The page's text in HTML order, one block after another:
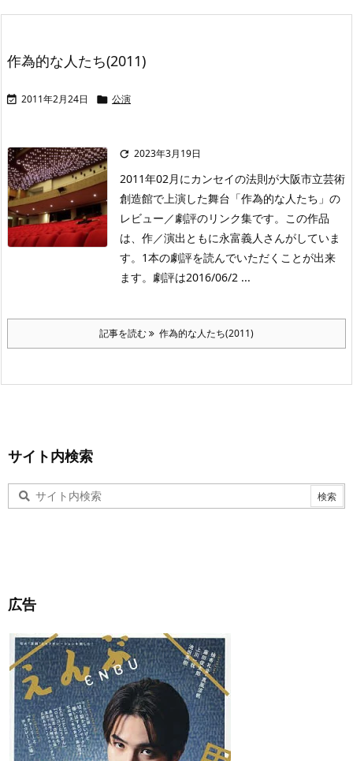
作為的な人たち(2011)
 2011年2月24日  公演
 2023年3月19日
2011年02月にカンセイの法則が大阪市立芸術
創造館で上演した舞台「作為的な人たち」の
レビュー／劇評のリンク集です。この作品
は、作／演出ともに永富義人さんがしていま
す。1本の劇評を読んでいただくことが出来
ます。劇評は2016/06/2 ...
記事を読む 作為的な人たち(2011)
サイト内検索
広告